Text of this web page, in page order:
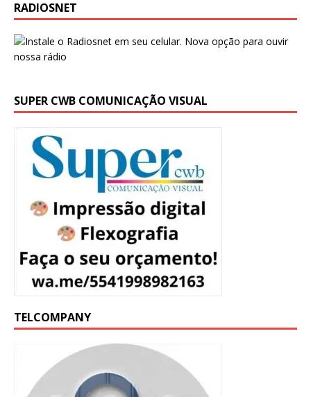
RADIOSNET
SUPER CWB COMUNICAÇÃO VISUAL
TELCOMPANY